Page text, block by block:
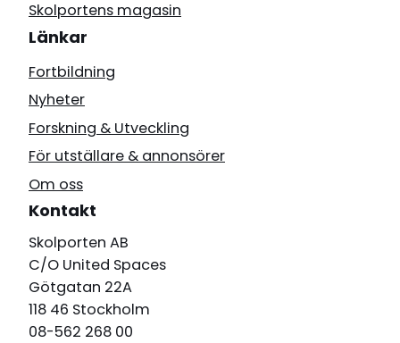
Skolportens magasin
Länkar
Fortbildning
Nyheter
Forskning & Utveckling
För utställare & annonsörer
Om oss
Kontakt
Skolporten AB
C/O United Spaces
Götgatan 22A
118 46 Stockholm
08-562 268 00